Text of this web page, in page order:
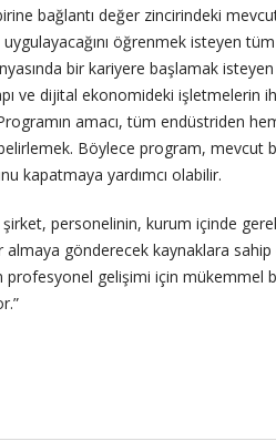
bağlantı değer zincirindeki
öğrenmek isteyen
bir kariyere başlamak
ve dijital ekonomideki işletmelerin
amacı, tüm endüstriden
Böylece program, mevcut
kapatmaya yardımcı olabilir.
personelinin, kurum içinde
gönderecek kaynaklara
gelişimi için mükemmel